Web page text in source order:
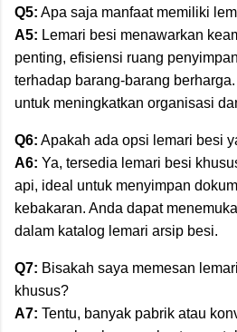
Q5: Apa saja manfaat memiliki
A5: Lemari besi menawarkan
penting, efisiensi ruang
terhadap barang-barang
untuk meningkatkan organisasi
Q6: Apakah ada opsi lemari besi
A6: Ya, tersedia lemari besi
api, ideal untuk menyimpan
kebakaran. Anda dapat
dalam katalog lemari arsip besi.
Q7: Bisakah saya memesan
khusus?
A7: Tentu, banyak pabrik atau